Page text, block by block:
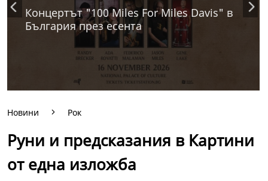
Концертът "100 Miles For Miles Davis" в
България през есента
Новини Рок
Руни и предсказания в Картини
от една изложба